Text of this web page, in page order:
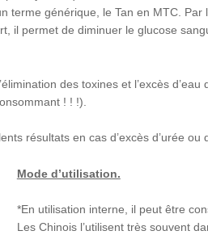
terme générique, le Tan en MTC. Par
il permet de diminuer le glucose
des toxines et l’excès d’eau
! ! !).
résultats en cas d’excès d’urée ou
Mode d’utilisation.
*En utilisation interne, il peut être
Les Chinois l’utilisent très souvent